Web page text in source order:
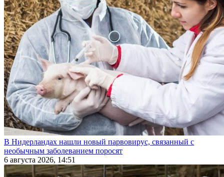
В Нидерландах нашли новый парвовирус, связанный с
необычным заболеванием поросят
6 августа 2026, 14:51